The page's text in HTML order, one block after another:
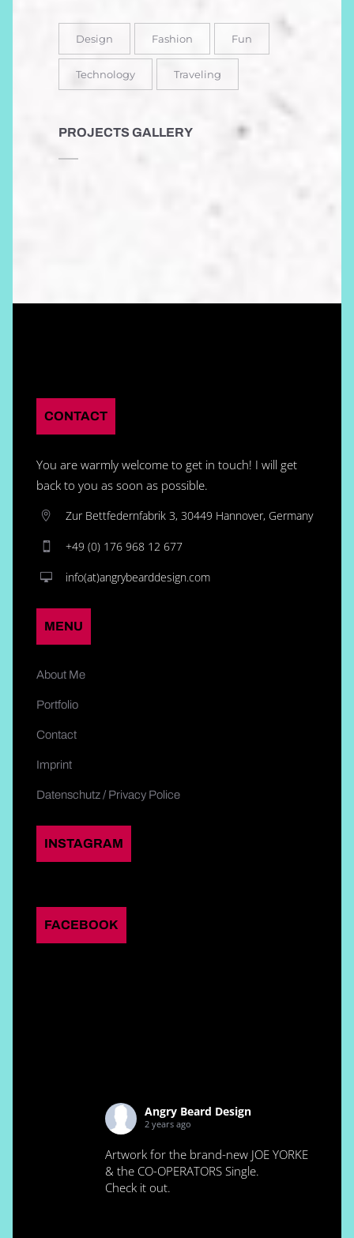
Design Fashion Fun
Technology Traveling
PROJECTS GALLERY
CONTACT
You are warmly welcome to get in touch! I will get
back to you as soon as possible.
Zur Bettfedernfabrik 3, 30449 Hannover, Germany
+49 (0) 176 968 12 677
info(at)angrybearddesign.com
MENU
About Me
Portfolio
Contact
Imprint
Datenschutz / Privacy Police
INSTAGRAM
FACEBOOK
Angry Beard Design
2 years ago
Artwork for the brand-new JOE YORKE
& the CO-OPERATORS Single.
Check it out.